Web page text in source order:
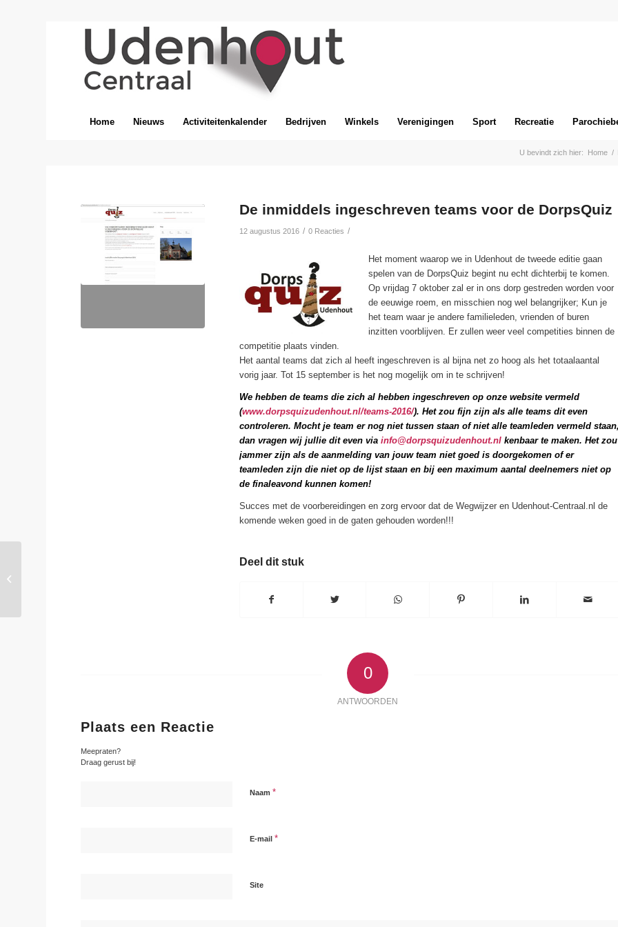
Home Nieuws Activiteitenkalender Bedrijven Winkels Verenigingen Sport Recreatie
U bevindt zich hier: Home /
De inmiddels ingeschreven teams voor de DorpsQuiz
12 augustus 2016 / 0 Reacties /
Het moment waarop we in Udenhout de tweede editie gaan
spelen van de DorpsQuiz begint nu echt dichterbij te komen.
Op vrijdag 7 oktober zal er in ons dorp gestreden worden voor
de eeuwige roem, en misschien nog wel belangrijker; Kun je
het team waar je andere familieleden, vrienden of buren
inzitten voorblijven. Er zullen weer veel competities binnen de
competitie plaats vinden.
Het aantal teams dat zich al heeft ingeschreven is al bijna net zo hoog als het totaalaantal
vorig jaar. Tot 15 september is het nog mogelijk om in te schrijven!
We hebben de teams die zich al hebben ingeschreven op onze website vermeld
(www.dorpsquizudenhout.nl/teams-2016/). Het zou fijn zijn als alle teams dit even
controleren. Mocht je team er nog niet tussen staan of niet alle teamleden vermeld
dan vragen wij jullie dit even viainfo@dorpsquizudenhout.nl kenbaar te maken. Het zou
jammer zijn als de aanmelding van jouw team niet goed is doorgekomen of er
teamleden zijn die niet op de lijst staan en bij een maximum aantal deelnemers niet op
de finaleavond kunnen komen!
Succes met de voorbereidingen en zorg ervoor dat de Wegwijzer en Udenhout-Centraal.nl de
komende weken goed in de gaten gehouden worden!!!
Deel dit stuk
0
ANTWOORDEN
Plaats een Reactie
Meepraten?
Draag gerust bij!
Naam*
E-mail*
Site